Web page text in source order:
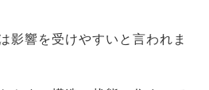
影響を受けやすいと言われま